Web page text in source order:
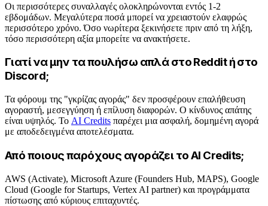
Οι περισσότερες συναλλαγές ολοκληρώνονται εντός 1-2
εβδομάδων. Μεγαλύτερα ποσά μπορεί να χρειαστούν ελαφρώς
περισσότερο χρόνο. Όσο νωρίτερα ξεκινήσετε πριν από τη λήξη,
τόσο περισσότερη αξία μπορείτε να ανακτήσετε.
Γιατί να μην τα πουλήσω απλά στο Reddit ή στο
Discord;
Τα φόρουμ της "γκρίζας αγοράς" δεν προσφέρουν επαλήθευση
αγοραστή, μεσεγγύηση ή επίλυση διαφορών. Ο κίνδυνος απάτης
είναι υψηλός. Το AI Credits παρέχει μια ασφαλή, δομημένη αγορά
με αποδεδειγμένα αποτελέσματα.
Από ποιους παρόχους αγοράζει το AI Credits;
AWS (Activate), Microsoft Azure (Founders Hub, MAPS), Google
Cloud (Google for Startups, Vertex AI partner) και προγράμματα
πίστωσης από κύριους επιταχυντές.